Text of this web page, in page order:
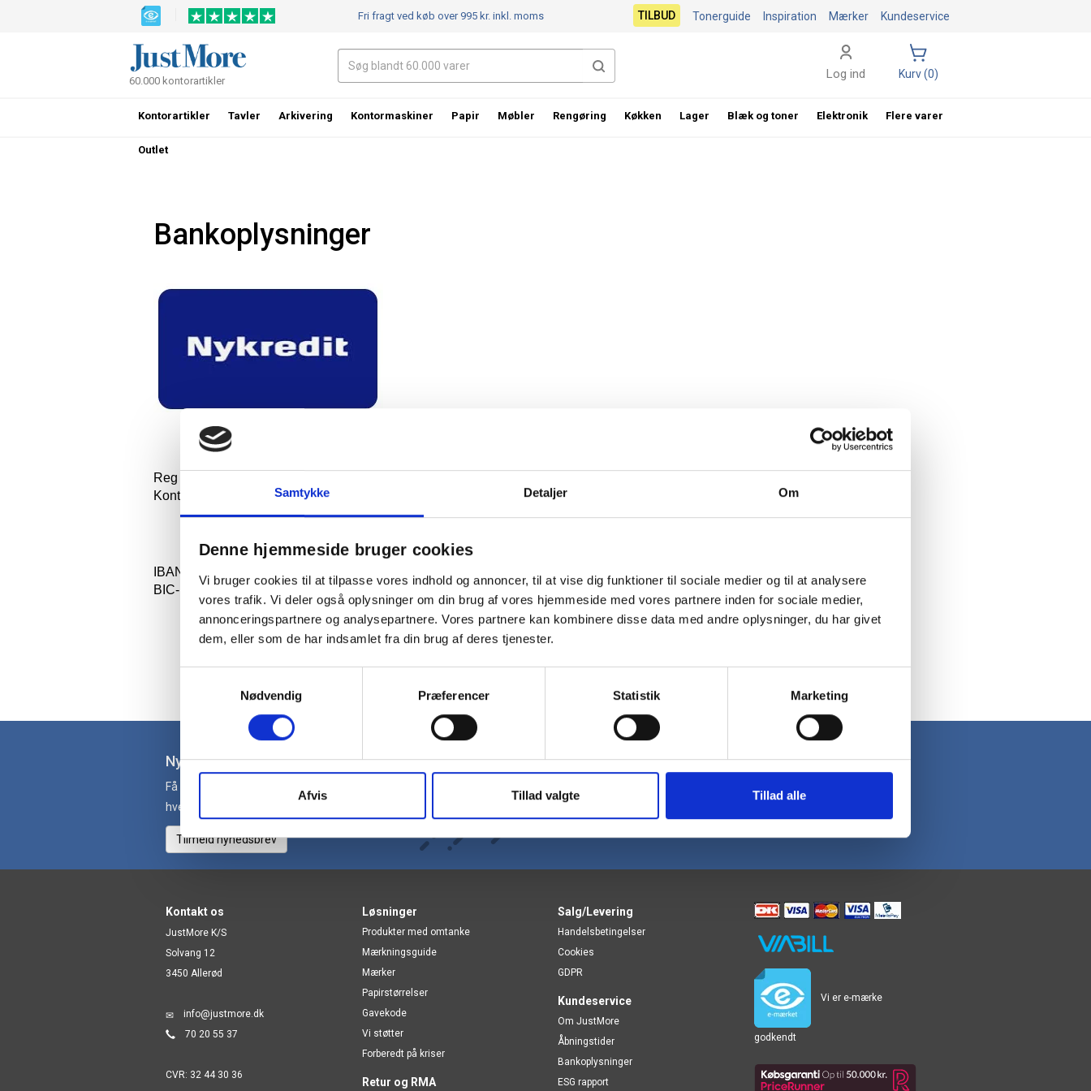
Samtykke Detaljer Om
Denne hjemmeside bruger cookies
Vi bruger cookies til at tilpasse vores indhold og annoncer, til at vise dig funktioner til sociale medier og til at analysere
vores trafik. Vi deler også oplysninger om din brug af vores hjemmeside med vores partnere inden for sociale medier,
annonceringspartnere og analysepartnere. Vores partnere kan kombinere disse data med andre oplysninger, du har givet
dem, eller som de har indsamlet fra din brug af deres tjenester.
Nødvendig
Præferencer Statistik Marketing
Afvis Tillad valgte Tillad alle
Bankoplysninger
Reg nr
Kontonummer
IBAN-Kontonummer
BIC-kode
NYKBDKKK
Fri fragt ved køb over 995 kr.inkl. moms Kundeservice
Mærker
Inspiration
Tonerguide
TILBUD
60.000 kontorartikler Log ind Kurv (0)
Kontorartikler Tavler Arkivering Kontormaskiner Papir Møbler Rengøring Køkken Lager Blæk og toner Elektronik Flere varer
Outlet
Nyhedsbrev
Få gode tilbud og nyheder direkte i din indbakke
hver uge.
Tilmeld nyhedsbrev
Kontakt os
JustMore K/S
Solvang 12
3450 Allerød
info@justmore.dk
70 20 55 37
CVR: 32 44 30 36
Løsninger
Produkter med omtanke
Mærkningsguide
Mærker
Papirstørrelser
Gavekode
Vi støtter
Forberedt på kriser
Retur og RMA
Salg/Levering
Handelsbetingelser
Cookies
GDPR
Kundeservice
Om JustMore
Åbningstider
Bankoplysninger
ESG rapport
Vi er e-mærke
godkendt